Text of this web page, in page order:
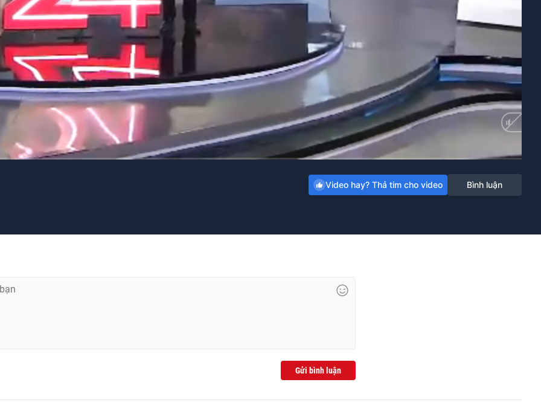
Video hay? Thả tim cho video Bình luận
Gửi bình luận